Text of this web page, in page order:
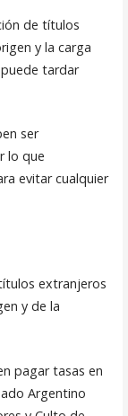
de títulos
y la carga
tardar
ser
lo que
evitar cualquier
extranjeros
y de la
pagar tasas en
Argentino